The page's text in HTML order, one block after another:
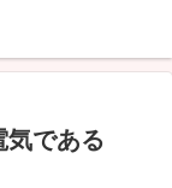
である